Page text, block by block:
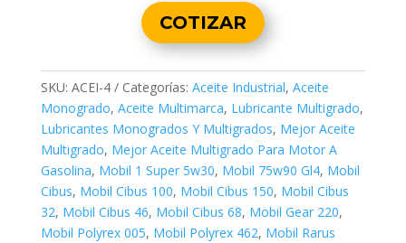
COTIZAR
SKU: ACEI-4 Categorías: Aceite Industrial, Aceite
Monogrado, Aceite Multimarca, Lubricante Multigrado,
Lubricantes Monogrados Y Multigrados, Mejor Aceite
Multigrado, Mejor Aceite Multigrado Para Motor A
Gasolina, Mobil 1 Super 5w30, Mobil 75w90 Gl4, Mobil
Cibus, Mobil Cibus 100, Mobil Cibus 150, Mobil Cibus
32, Mobil Cibus 46, Mobil Cibus 68, Mobil Gear 220,
Mobil Polyrex 005, Mobil Polyrex 462, Mobil Rarus